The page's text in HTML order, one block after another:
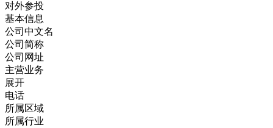
对外参投
基本信息
公司中文名
公司简称
公司网址
主营业务
展开
电话
所属区域
所属行业